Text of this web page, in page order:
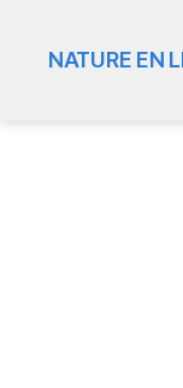
NATURE EN